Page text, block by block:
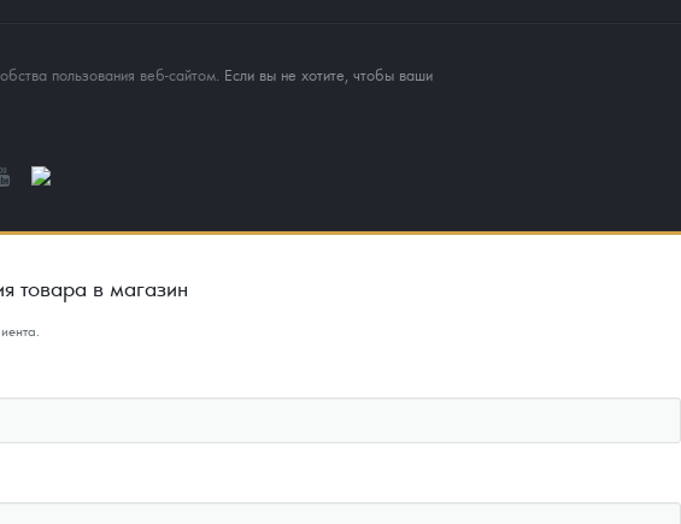
пользования веб-сайтом. Если вы не хотите, чтобы ваши
товара в магазин